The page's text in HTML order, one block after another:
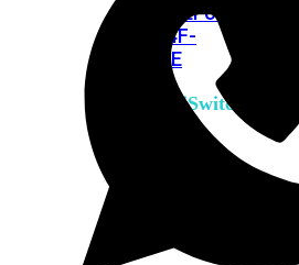
FPOE
424F-
POE
FortiSwitch